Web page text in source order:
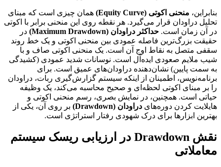
بنابراین، منحنی اکوتی (Equity Curve)
همان چیزی است که مبنای
تحلیل دراودان قرار می‌گیرد. هر نقطه روی این منحنی برابر با اکوتی
در آن زمان است. حداکثر دراودان (Maximum Drawdown)
در
حقیقت بزرگ‌ترین فاصله عمودی بین منحنی اکوتی و یک خط روند
سقفی متصل به نقاط اوج آن است. یک منحنی اکوتی صاف و با
شیب ملایم صعودی ایده‌آل است. نوسانات شدید عمودی (کشیدگی
به سمت پایین) نشان‌دهنده دراودان‌های عمیق است. برای
برنامه‌نویس، اطمینان از اینکه سیستم گزارش‌گیری ربات، دراودان
را بر مبنای اکوتی لحظه‌ای و صحیح محاسبه می‌کند، یک وظیفه
حیاتی است. همچنین، در نمایش بصری، رسم منحنی اکوتی و
هایلایت کردن دوره‌های دراودان (Drawdown)
بر روی آن، یکی از
بهترین ابزارها برای درک شهودی رفتار استراتژی است.
نقش Drawdown در ارزیابی ریسک سیستم
معاملاتی